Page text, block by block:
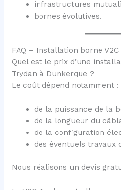
infrastructures
bornes évolutives.
FAQ – Installation borne
Quel est le prix d’une
Trydan à Dunkerque ?
Le coût dépend notamment :
de la puissance de la
de la longueur du
de la configuration
des éventuels travaux
Nous réalisons un devis